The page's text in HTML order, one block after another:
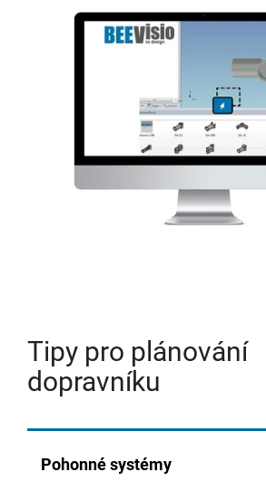
Tipy pro plánování
dopravníku
Pohonné systémy